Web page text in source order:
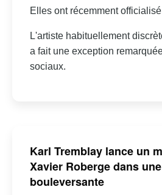
Elles ont récemment
L'artiste habituellement
a fait une exception
sociaux.
Karl Tremblay lance un
Xavier Roberge dans
bouleversante